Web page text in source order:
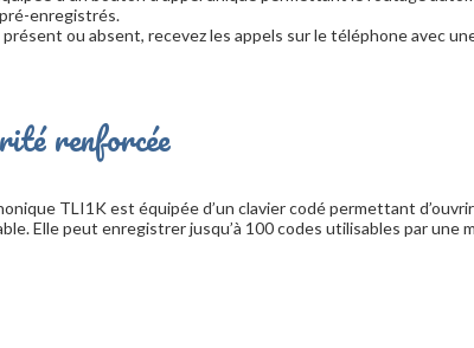
enregistrés.
ou absent, recevez les appels sur le téléphone avec
renforcée
TLI1K est équipée d’un clavier codé permettant
Elle peut enregistrer jusqu’à 100 codes utilisables par une